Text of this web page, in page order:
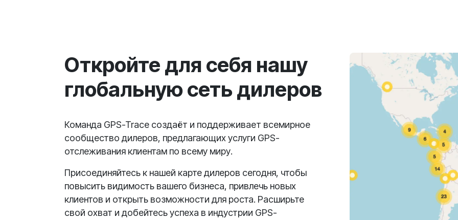
Откройте для себя нашу
глобальную сеть дилеров
Команда GPS-Trace создаёт и поддерживает всемирное
сообщество дилеров, предлагающих услуги GPS-
отслеживания клиентам по всему миру.
Присоединяйтесь к нашей карте дилеров сегодня, чтобы
повысить видимость вашего бизнеса, привлечь новых
клиентов и открыть возможности для роста. Расширьте
свой охват и добейтесь успеха в индустрии GPS-